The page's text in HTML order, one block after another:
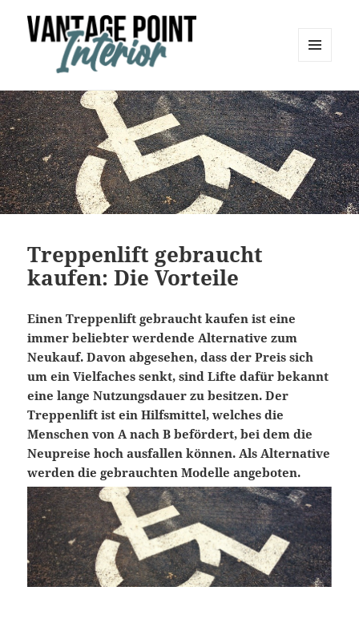
Vantage Point Interior
WIDGETS
Treppenlift gebraucht
kaufen: Die Vorteile
Einen Treppenlift gebraucht kaufen ist eine
immer beliebter werdende Alternative zum
Neukauf. Davon abgesehen, dass der Preis sich
um ein Vielfaches senkt, sind Lifte dafür bekannt
eine lange Nutzungsdauer zu besitzen. Der
Treppenlift ist ein Hilfsmittel, welches die
Menschen von A nach B befördert, bei dem die
Neupreise hoch ausfallen können. Als Alternative
werden die gebrauchten Modelle angeboten.